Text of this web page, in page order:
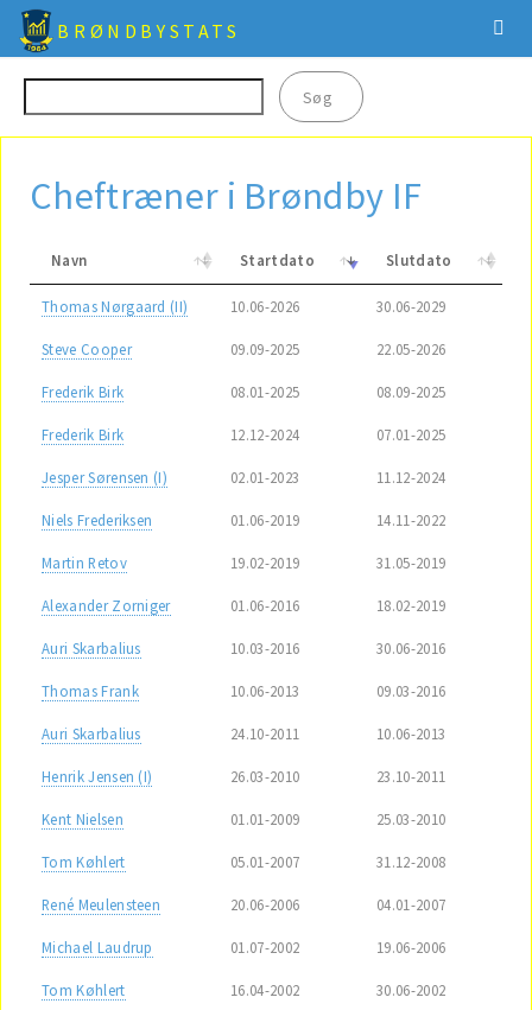
BRØNDBYSTATS
Cheftræner i Brøndby IF
Navn Startdato Slutdato
Thomas Nørgaard (II) 10.06-2026 30.06-2029
Steve Cooper 09.09-2025 22.05-2026
Frederik Birk 08.01-2025 08.09-2025
Frederik Birk 12.12-2024 07.01-2025
Jesper Sørensen (I) 02.01-2023 11.12-2024
Niels Frederiksen 01.06-2019 14.11-2022
Martin Retov 19.02-2019 31.05-2019
Alexander Zorniger 01.06-2016 18.02-2019
Auri Skarbalius 10.03-2016 30.06-2016
Thomas Frank 10.06-2013 09.03-2016
Auri Skarbalius 24.10-2011 10.06-2013
Henrik Jensen (I) 26.03-2010 23.10-2011
Kent Nielsen 01.01-2009 25.03-2010
Tom Køhlert 05.01-2007 31.12-2008
René Meulensteen 20.06-2006 04.01-2007
Michael Laudrup 01.07-2002 19.06-2006
Tom Køhlert 16.04-2002 30.06-2002